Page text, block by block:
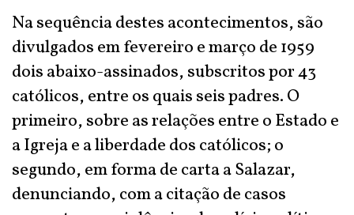
Na sequência destes acontecimentos, são
divulgados em fevereiro e março de 1959
dois abaixo-assinados, subscritos por 43
católicos, entre os quais seis padres. O
primeiro, sobre as relações entre o Estado e
a Igreja e a liberdade dos católicos; o
segundo, em forma de carta a Salazar,
denunciando, com a citação de casos